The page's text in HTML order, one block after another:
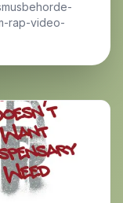
rap-video-